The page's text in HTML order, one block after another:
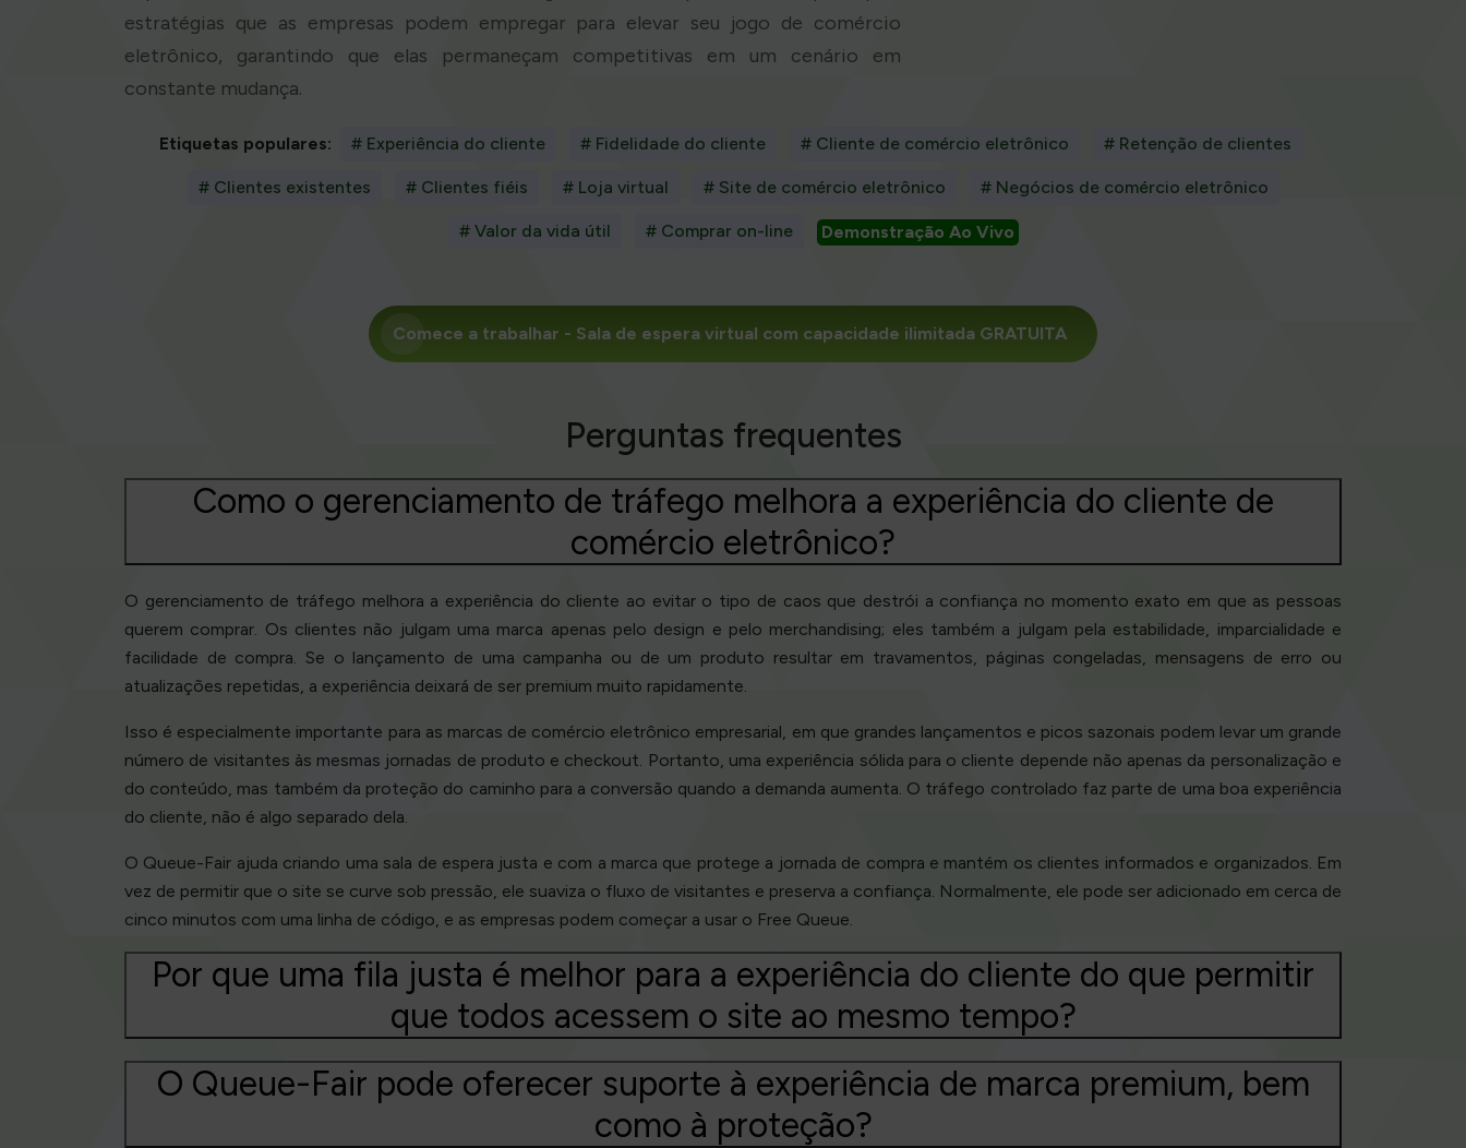
estratégias que as empresas podem empregar para elevar seu jogo de comércio
eletrônico, garantindo que elas permaneçam competitivas em um cenário em
constante mudança.
Etiquetas populares: # Experiência do cliente # Fidelidade do cliente # Cliente de comércio eletrônico # Retenção de clientes
# Clientes existentes # Clientes fiéis # Loja virtual # Site de comércio eletrônico # Negócios de comércio eletrônico
# Valor da vida útil # Comprar on-line Demonstração Ao Vivo
Comece a trabalhar - Sala de espera virtual com capacidade ilimitada GRATUITA
Perguntas frequentes
Como o gerenciamento de tráfego melhora a experiência do cliente de
comércio eletrônico?
O gerenciamento de tráfego melhora a experiência do cliente ao evitar o tipo de caos que destrói a confiança no momento exato em que as pessoas
querem comprar. Os clientes não julgam uma marca apenas pelo design e pelo merchandising; eles também a julgam pela estabilidade, imparcialidade e
facilidade de compra. Se o lançamento de uma campanha ou de um produto resultar em travamentos, páginas congeladas, mensagens de erro ou
atualizações repetidas, a experiência deixará de ser premium muito rapidamente.
Isso é especialmente importante para as marcas de comércio eletrônico empresarial, em que grandes lançamentos e picos sazonais podem levar um grande
número de visitantes às mesmas jornadas de produto e checkout. Portanto, uma experiência sólida para o cliente depende não apenas da personalização e
do conteúdo, mas também da proteção do caminho para a conversão quando a demanda aumenta. O tráfego controlado faz parte de uma boa experiência
do cliente, não é algo separado dela.
O Queue-Fair ajuda criando uma sala de espera justa e com a marca que protege a jornada de compra e mantém os clientes informados e organizados. Em
vez de permitir que o site se curve sob pressão, ele suaviza o fluxo de visitantes e preserva a confiança. Normalmente, ele pode ser adicionado em cerca de
cinco minutos com uma linha de código, e as empresas podem começar a usar o Free Queue.
Por que uma fila justa é melhor para a experiência do cliente do que permitir
que todos acessem o site ao mesmo tempo?
O Queue-Fair pode oferecer suporte à experiência de marca premium, bem
como à proteção?